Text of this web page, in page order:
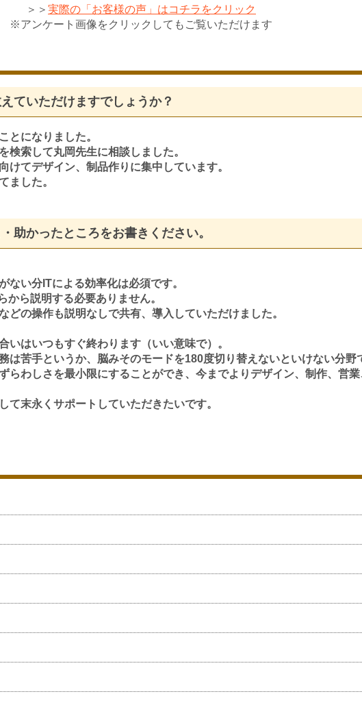
＞＞ 実際の「お客様の声」はコチラをクリック
※アンケート画像をクリックしてもご覧いただけます
ていただけますでしょうか？
とになりました。
検索して丸岡先生に相談しました。
てデザイン、制品作りに集中しています。
ました。
助かったところをお書きください。
ない分ITによる効率化は必須です。
ら説明する必要ありません。
どの操作も説明なしで共有、導入していただけました。
はいつもすぐ終わります（いい意味で）。
苦手というか、脳みそのモードを180度切り替えないといけない分野
らわしさを最小限にすることができ、今までよりデザイン、制作、営
て末永くサポートしていただきたいです。